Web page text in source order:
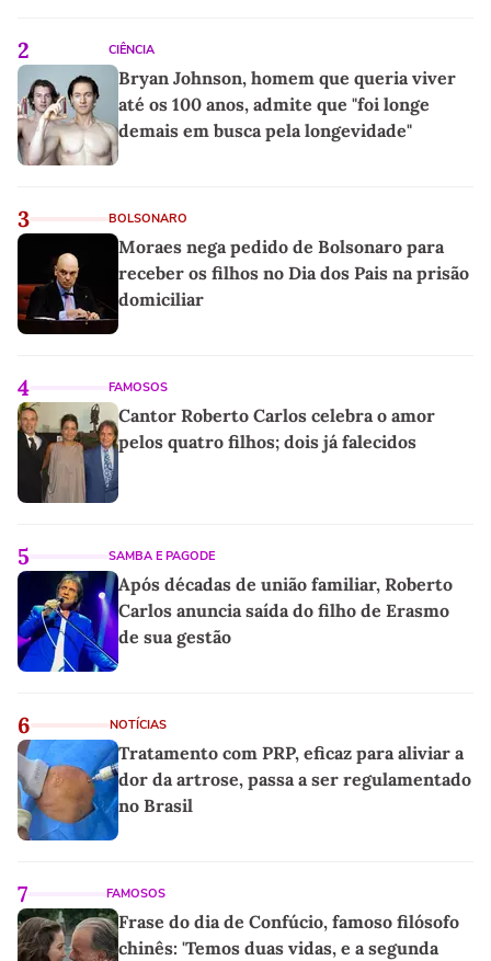
2 CIÊNCIA
Bryan Johnson, homem que queria viver
até os 100 anos, admite que "foi longe
demais em busca pela longevidade"
3 BOLSONARO
Moraes nega pedido de Bolsonaro para
receber os filhos no Dia dos Pais na prisão
domiciliar
4 FAMOSOS
Cantor Roberto Carlos celebra o amor
pelos quatro filhos; dois já falecidos
5 SAMBA E PAGODE
Após décadas de união familiar, Roberto
Carlos anuncia saída do filho de Erasmo
de sua gestão
6 NOTÍCIAS
Tratamento com PRP, eficaz para aliviar a
dor da artrose, passa a ser regulamentado
no Brasil
7 FAMOSOS
Frase do dia de Confúcio, famoso filósofo
chinês: 'Temos duas vidas, e a segunda